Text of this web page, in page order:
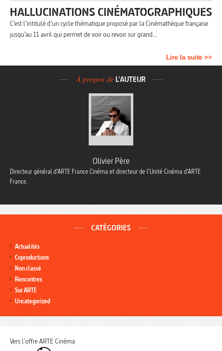
HALLUCINATIONS CINÉMATOGRAPHIQUES
C’est l’intitulé d’un cycle thématique proposé par la Cinémathèque française
jusqu’au 11 avril qui permet de voir ou revoir sur grand…
Lire la suite >>
À propos de L'AUTEUR
Olivier Père
Directeur général d’ARTE France Cinéma et directeur de l’Unité Cinéma d’ARTE
France.
CATÉGORIES
Actualités
Coproductions
Non classé
Rencontres
Sur ARTE
Uncategorized
Vers l'offre ARTE Cinéma